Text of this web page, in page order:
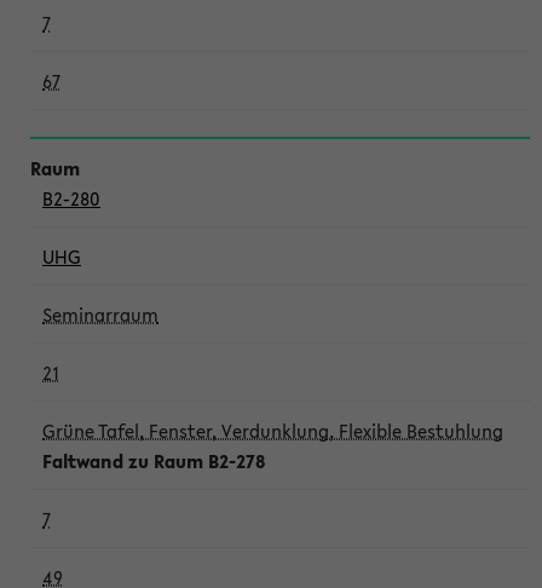
7
67
B2-280
UHG
Seminarraum
21
Grüne Tafel, Fenster, Verdunklung, Flexible Bestuhlung
Faltwand zu Raum B2-278
7
49